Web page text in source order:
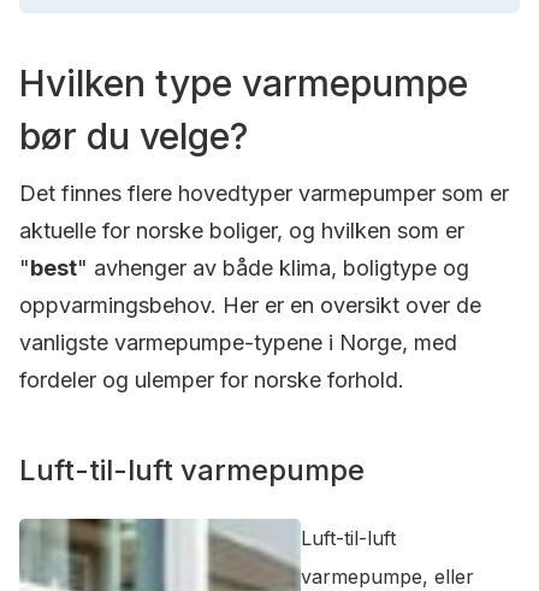
Hvilken type varmepumpe
bør du velge?
Det finnes flere hovedtyper varmepumper som er
aktuelle for norske boliger, og hvilken som er
"best" avhenger av både klima, boligtype og
oppvarmingsbehov. Her er en oversikt over de
vanligste varmepumpe-typene i Norge, med
fordeler og ulemper for norske forhold.
Luft-til-luft varmepumpe
Luft-til-luft
varmepumpe, eller